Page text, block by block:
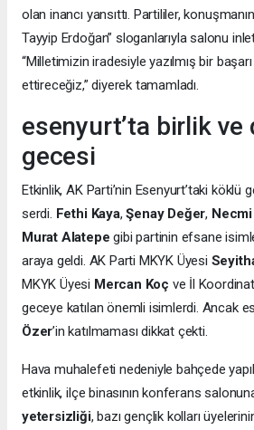
olan inancı yansıttı. Partililer,
Tayyip Erdoğan” sloganlarıyla salonu
“Milletimizin iradesiyle yazılmış bir
ettireceğiz,” diyerek tamamladı.
esenyurt’ta birlik ve
gecesi
Etkinlik, AK Parti’nin Esenyurt’taki köklü
serdi. Fethi Kaya,Şenay Değer, Necmi
Murat Alatepe gibi partinin efsane
araya geldi. AK Parti MKYK Üyesi
MKYK Üyesi Mercan Koç ve İl
geceye katılan önemli isimlerdi. Ancak
Özer’in katılmaması dikkat çekti.
Hava muhalefeti nedeniyle bahçede
etkinlik, ilçe binasının konferans
yetersizliği, bazı gençlik kolları